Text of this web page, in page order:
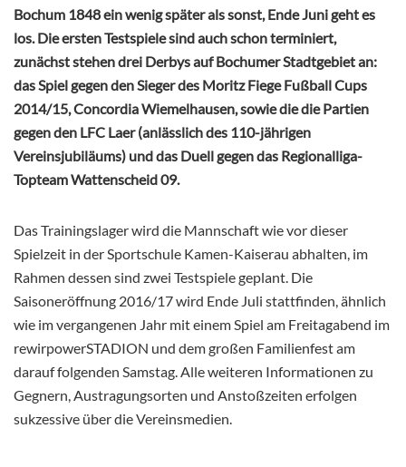
Bochum 1848 ein wenig später als sonst, Ende Juni geht es
los. Die ersten Testspiele sind auch schon terminiert,
zunächst stehen drei Derbys auf Bochumer Stadtgebiet an:
das Spiel gegen den Sieger des Moritz Fiege Fußball Cups
2014/15, Concordia Wiemelhausen, sowie die die Partien
gegen den LFC Laer (anlässlich des 110-jährigen
Vereinsjubiläums) und das Duell gegen das Regionalliga-
Topteam Wattenscheid 09.
Das Trainingslager wird die Mannschaft wie vor dieser
Spielzeit in der Sportschule Kamen-Kaiserau abhalten, im
Rahmen dessen sind zwei Testspiele geplant. Die
Saisoneröffnung 2016/17 wird Ende Juli stattfinden, ähnlich
wie im vergangenen Jahr mit einem Spiel am Freitagabend im
rewirpowerSTADION und dem großen Familienfest am
darauf folgenden Samstag. Alle weiteren Informationen zu
Gegnern, Austragungsorten und Anstoßzeiten erfolgen
sukzessive über die Vereinsmedien.